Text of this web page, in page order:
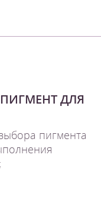
ДЛЯ
пигмента